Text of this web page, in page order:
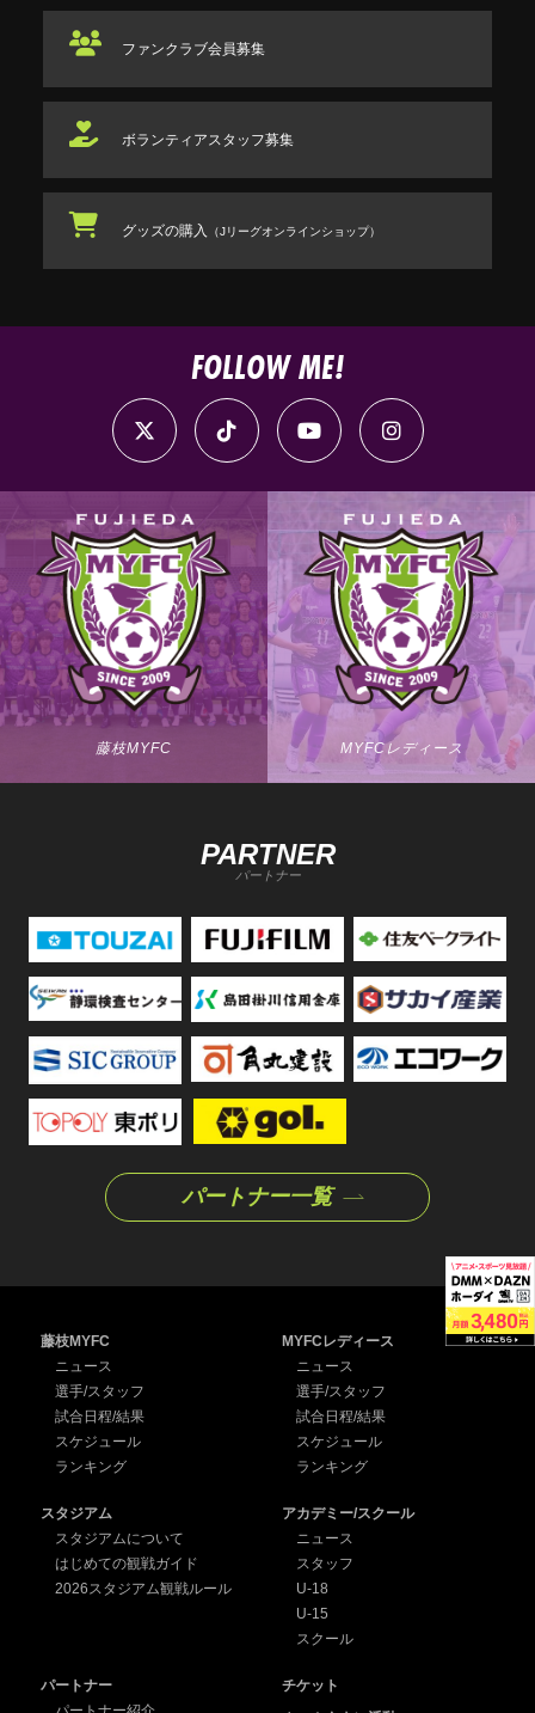
ファンクラブ会員募集
ボランティアスタッフ募集
グッズの購入 （Jリーグオンラインショップ）
FOLLOW ME!
藤枝MYFC MYFCレディース
PARTNER
パートナー
パートナー一覧
藤枝MYFC
ニュース
選手/スタッフ
試合日程/結果
スケジュール
ランキング
MYFCレディース
ニュース
選手/スタッフ
試合日程/結果
スケジュール
ランキング
スタジアム
スタジアムについて
はじめての観戦ガイド
2026スタジアム観戦ルール
アカデミー/スクール
ニュース
スタッフ
U-18
U-15
スクール
パートナー
チケット